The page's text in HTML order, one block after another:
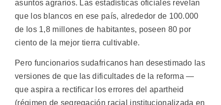
asuntos agrarios. Las estadísticas oficiales revelan
que los blancos en ese país, alrededor de 100.000
de los 1,8 millones de habitantes, poseen 80 por
ciento de la mejor tierra cultivable.
Pero funcionarios sudafricanos han desestimado las
versiones de que las dificultades de la reforma —
que aspira a rectificar los errores del apartheid
(régimen de segregación racial institucionalizada en